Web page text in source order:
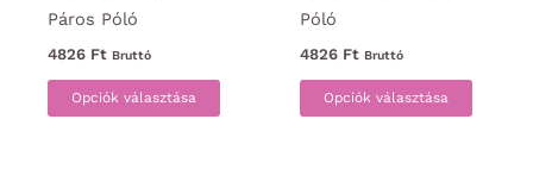
Páros Póló
4826 Ft Bruttó
Opciók választása
Ennek
a
Póló
4826 Ft Bruttó
Opciók választása
Ennek
a